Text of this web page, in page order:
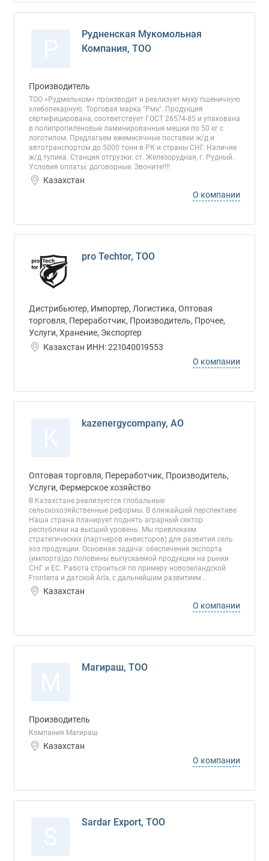
Рудненская Мукомольная
Компания, ТОО
Производитель
ТОО «Рудмельком» производит и реализует муку пшеничную
хлебопекарную. Торговая марка "Рмк". Продукция
сертифицирована, соответствует ГОСТ 26574-85 и упакована
в полипропиленовые ламинированные мешки по 50 кг с
логотипом. Предлагаем ежемесячные поставки ж/д и
автотранспортом до 5000 тонн в РК и страны СНГ. Наличие
ж/д тупика. Станция отгрузки: ст. Железорудная, г. Рудный.
Условия оплаты: договорные. Звоните!!!!
Казахстан
О компании
pro Techtor, ТОО
Дистрибьютер, Импортер, Логистика, Оптовая
торговля, Переработчик, Производитель, Прочее,
Услуги, Хранение, Экспортер
Казахстан ИНН: 221040019553
О компании
kazenergycompany, АО
Оптовая торговля, Переработчик, Производитель,
Услуги, Фермерское хозяйство
В Казахстане реализуются глобальные
сельскохозяйственные реформы. В ближайшей перспективе
Наша страна планирует поднять аграрный сектор
республики на высший уровень. Мы привлекаем
стратегических (партнеров инвесторов) для развития сель
хоз продукции. Основная задача: обеспечение экспорта
(импорта)до половины выпускаемой продукции на рынки
СНГ и ЕС. Работа строиться по примеру новозеландской
Fronterra и датской Arla, с дальнейшим развитием...
Казахстан
О компании
Магираш, ТОО
Производитель
Компания Магираш
Казахстан
О компании
Sardar Export, ТОО